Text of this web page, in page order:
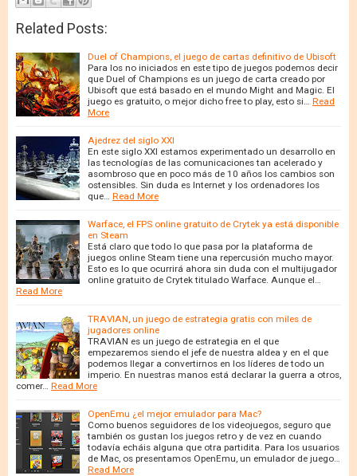
Related Posts:
Duel of Champions, el juego de cartas definitivo de Ubisoft
Para los no iniciados en este tipo de juegos podemos decir
que Duel of Champions es un juego de carta creado por
Ubisoft que está basado en el mundo Might and Magic. El
juego es gratuito, o mejor dicho free to play, esto si…
Read
More
Ajedrez del siglo XXI
En este siglo XXI estamos experimentado un desarrollo en
las tecnologías de las comunicaciones tan acelerado y
asombroso que en poco más de 10 años los cambios son
ostensibles. Sin duda es Internet y los ordenadores los
que…
Read More
Warface, el FPS online gratuito de Crytek ya está disponible
en Steam
Está claro que todo lo que pasa por la plataforma de
juegos online Steam tiene una repercusión mucho mayor.
Esto es lo que ocurrirá ahora sin duda con el multijugador
online gratuito de Crytek titulado Warface. Aunque el…
Read More
TRAVIAN, un juego de estrategia gratis con miles de
jugadores online
TRAVIAN es un juego de estrategia en el que
empezaremos siendo el jefe de nuestra aldea y en el que
podemos llegar a convertirnos en los líderes de todo un
imperio. En nuestras manos está declarar la guerra a otros,
comer…
Read More
OpenEmu ¿el mejor emulador para Mac?
Como buenos seguidores de los videojuegos, seguro que
también os gustan los juegos retro y de vez en cuando
todavía echáis alguna que otra partidita. Para los usuarios
de Mac, os presentamos OpenEmu, un emulador de juego…
Read More